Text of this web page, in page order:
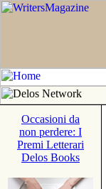
Occasioni da
non perdere: I
Premi Letterari
Delos Books